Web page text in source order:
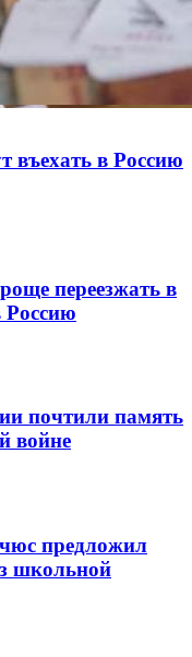
въехать в Россию
переезжать в
Россию
почтили память
войне
предложил
школьной